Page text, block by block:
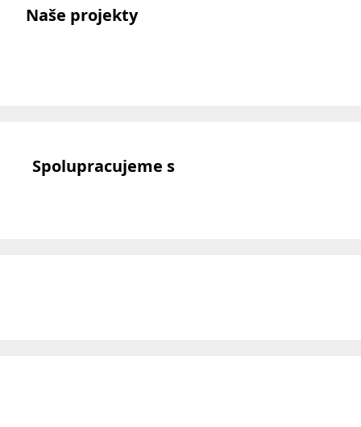
Naše projekty
Spolupracujeme s